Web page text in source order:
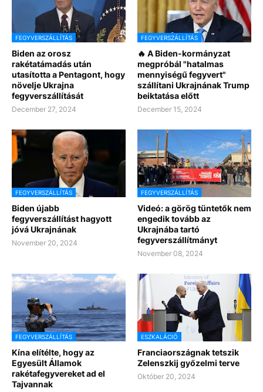
FEGYVERSZÁLLÍTÁS
Biden az orosz
rakétatámadás után
utasította a Pentagont, hogy
növelje Ukrajna
fegyverszállítását
December 27, 2024
FEGYVERSZÁLLÍTÁS
🔥 A Biden-kormányzat
megpróbál "hatalmas
mennyiségű fegyvert"
szállítani Ukrajnának Trump
beiktatása előtt
December 15, 2024
FEGYVERSZÁLLÍTÁS
Biden újabb
fegyverszállítást hagyott
jóvá Ukrajnának
November 20, 2024
FEGYVERSZÁLLÍTÁS
Videó: a görög tüntetők nem
engedik tovább az
Ukrajnába tartó
fegyverszállítmányt
November 08, 2024
FEGYVERSZÁLLÍTÁS
Kína elítélte, hogy az
Egyesült Államok
rakétafegyvereket ad el
Tajvannak
ESZKALÁCIÓ
Franciaországnak tetszik
Zelenszkij győzelmi terve
Október 20, 2024